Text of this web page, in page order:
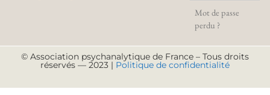
Mot de passe
perdu ?
© Association psychanalytique de France – Tous droits
réservés — 2023 | Politique de confidentialité